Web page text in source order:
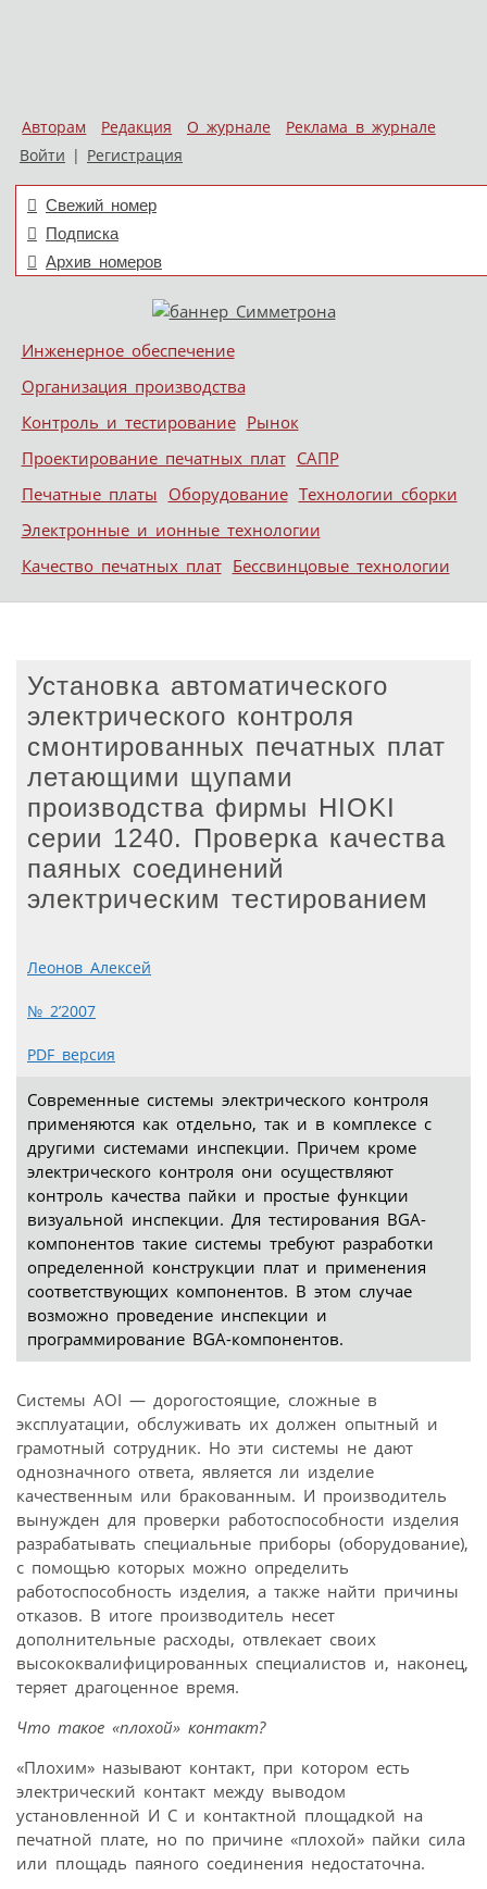
Авторам Редакция О журнале
Реклама в журнале
Войти | Регистрация
Свежий номер
Подписка
Архив номеров
Меню
Skip to content
Инженерное обеспечение
Организация производства
Контроль и тестирование Рынок
Проектирование печатных плат САПР
Печатные платы Оборудование Технологии сборки
Электронные и ионные технологии
Качество печатных плат Бессвинцовые технологии
Установка автоматического
электрического контроля
смонтированных печатных плат
летающими щупами
производства фирмы ΗΙOΚΙ
серии 1240. Проверка качества
паяных соединений
электрическим тестированием
Леонов Алексей
№ 2’2007
PDF версия
Современные системы электрического контроля
применяются как отдельно, так и в комплексе с
другими системами инспекции. Причем кроме
электрического контроля они осуществляют
контроль качества пайки и простые функции
визуальной инспекции. Для тестирования BGA-
компонентов такие системы требуют разработки
определенной конструкции плат и применения
соответствующих компонентов. В этом случае
возможно проведение инспекции и
программирование BGA-компонентов.
Системы ΑΟΙ — дорогостоящие, сложные в
эксплуатации, обслуживать их должен опытный и
грамотный сотрудник. Но эти системы не дают
однозначного ответа, является ли изделие
качественным или бракованным. И производитель
вынужден для проверки работоспособности изделия
разрабатывать специальные приборы (оборудование),
с помощью которых можно определить
работоспособность изделия, а также найти причины
отказов. В итоге производитель несет
дополнительные расходы, отвлекает своих
высококвалифицированных специалистов и, наконец,
теряет драгоценное время.
Что такое «плохой» контакт?
«Плохим» называют контакт, при котором есть
электрический контакт между выводом
установленной И С и контактной площадкой на
печатной плате, но по причине «плохой» пайки сила
или площадь паяного соединения недостаточна.